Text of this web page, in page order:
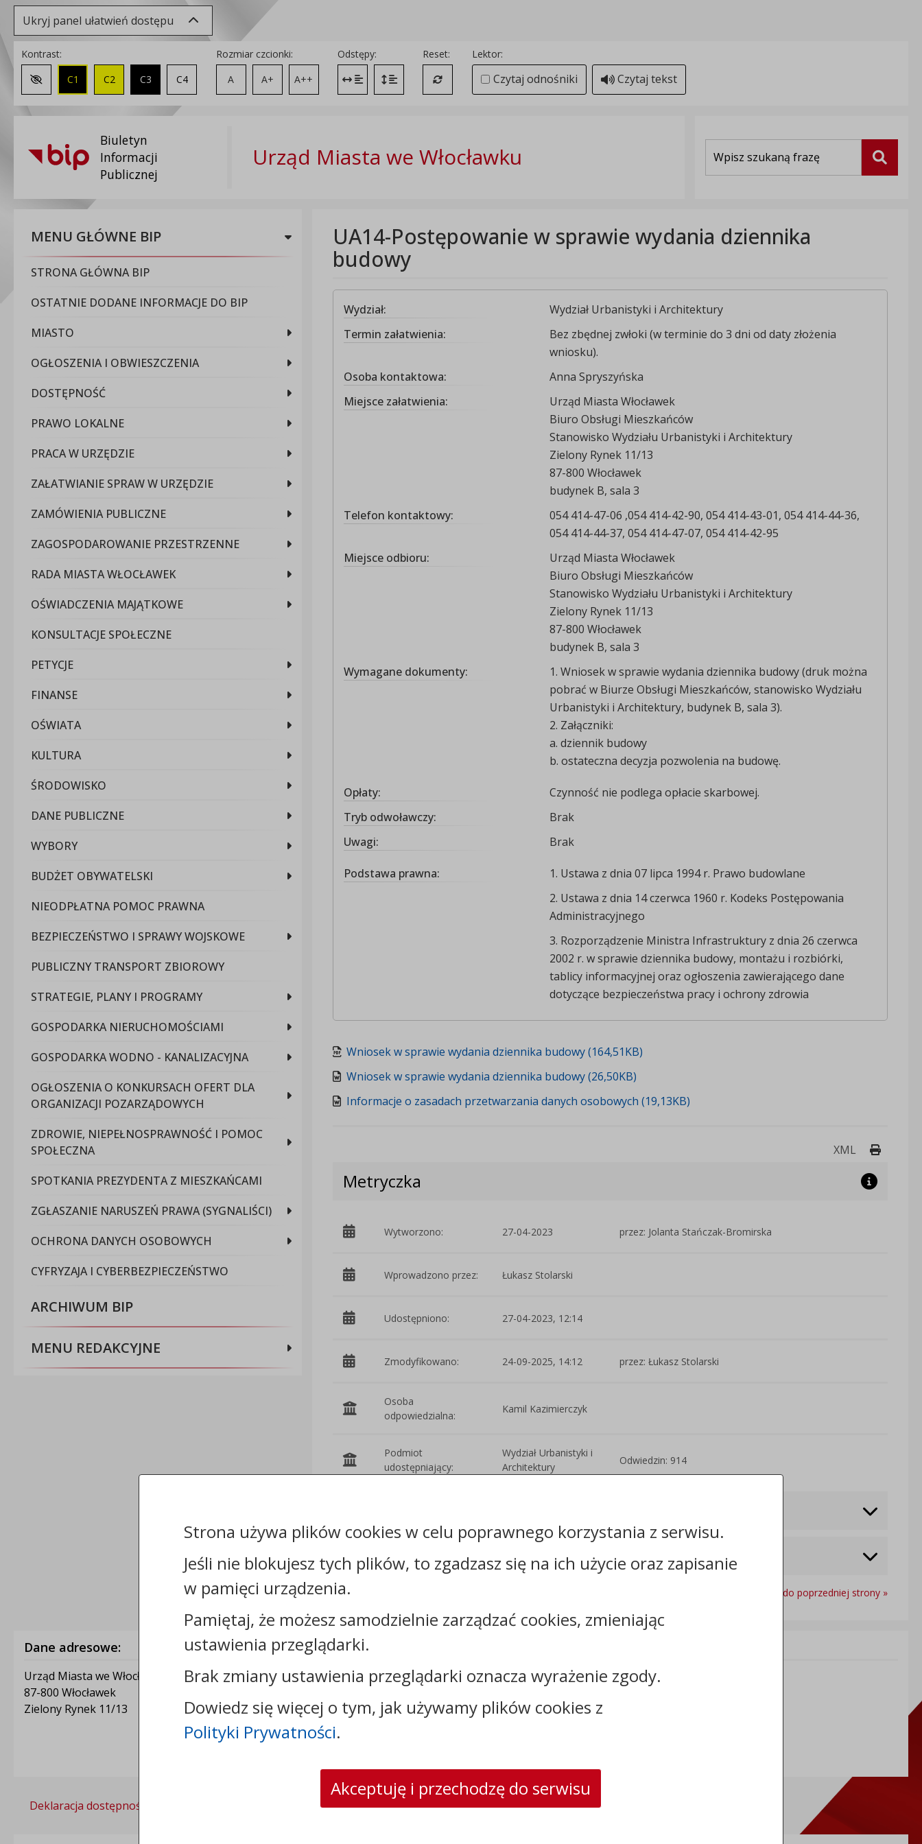
Ukryj panel ułatwień dostępu
Kontrast:
Zmień kontrast na domyślny
C1 C2 C3 C4
Rozmiar czcionki:
A
A+ A++
Odstępy:
Zmień odstęp między literami
Zmień interlinię i margines między paragrafami
Reset:
Przywróć ustawienia domyślne
Lektor:
Czytaj odnośniki Czytaj tekst
Biuletyn
Informacji
Publicznej
Urząd Miasta we Włocławku Szukaj
MENU GŁÓWNE BIP
STRONA GŁÓWNA BIP
OSTATNIE DODANE INFORMACJE DO BIP
MIASTO
OGŁOSZENIA I OBWIESZCZENIA
DOSTĘPNOŚĆ
PRAWO LOKALNE
PRACA W URZĘDZIE
ZAŁATWIANIE SPRAW W URZĘDZIE
ZAMÓWIENIA PUBLICZNE
ZAGOSPODAROWANIE PRZESTRZENNE
RADA MIASTA WŁOCŁAWEK
OŚWIADCZENIA MAJĄTKOWE
KONSULTACJE SPOŁECZNE
PETYCJE
FINANSE
OŚWIATA
KULTURA
ŚRODOWISKO
DANE PUBLICZNE
WYBORY
BUDŻET OBYWATELSKI
NIEODPŁATNA POMOC PRAWNA
BEZPIECZEŃSTWO I SPRAWY WOJSKOWE
PUBLICZNY TRANSPORT ZBIOROWY
STRATEGIE, PLANY I PROGRAMY
GOSPODARKA NIERUCHOMOŚCIAMI
GOSPODARKA WODNO - KANALIZACYJNA
OGŁOSZENIA O KONKURSACH OFERT DLA
ORGANIZACJI POZARZĄDOWYCH
ZDROWIE, NIEPEŁNOSPRAWNOŚĆ I POMOC
SPOŁECZNA
SPOTKANIA PREZYDENTA Z MIESZKAŃCAMI
ZGŁASZANIE NARUSZEŃ PRAWA (SYGNALIŚCI)
OCHRONA DANYCH OSOBOWYCH
CYFRYZAJA I CYBERBEZPIECZEŃSTWO
ARCHIWUM BIP
MENU REDAKCYJNE
UA14-Postępowanie w sprawie wydania dziennika
budowy
Wydział:
Wydział Urbanistyki i Architektury
Termin załatwienia:
Bez zbędnej zwłoki (w terminie do 3 dni od daty złożenia
wniosku).
Osoba kontaktowa:
Anna Spryszyńska
Miejsce załatwienia:
Urząd Miasta Włocławek
Biuro Obsługi Mieszkańców
Stanowisko Wydziału Urbanistyki i Architektury
Zielony Rynek 11/13
87-800 Włocławek
budynek B, sala 3
Telefon kontaktowy:
054 414-47-06 ,054 414-42-90, 054 414-43-01, 054 414-44-36,
054 414-44-37, 054 414-47-07, 054 414-42-95
Miejsce odbioru:
Urząd Miasta Włocławek
Biuro Obsługi Mieszkańców
Stanowisko Wydziału Urbanistyki i Architektury
Zielony Rynek 11/13
87-800 Włocławek
budynek B, sala 3
Wymagane dokumenty:
1. Wniosek w sprawie wydania dziennika budowy (druk można
pobrać w Biurze Obsługi Mieszkańców, stanowisko Wydziału
Urbanistyki i Architektury, budynek B, sala 3).
2. Załączniki:
a. dziennik budowy
b. ostateczna decyzja pozwolenia na budowę.
Opłaty:
Czynność nie podlega opłacie skarbowej.
Tryb odwoławczy:
Brak
Uwagi:
Brak
Podstawa prawna:
1. Ustawa z dnia 07 lipca 1994 r. Prawo budowlane
2. Ustawa z dnia 14 czerwca 1960 r. Kodeks Postępowania
Administracyjnego
3. Rozporządzenie Ministra Infrastruktury z dnia 26 czerwca
2002 r. w sprawie dziennika budowy, montażu i rozbiórki,
tablicy informacyjnej oraz ogłoszenia zawierającego dane
dotyczące bezpieczeństwa pracy i ochrony zdrowia
Wniosek w sprawie wydania dziennika budowy (164,51KB)
Wniosek w sprawie wydania dziennika budowy (26,50KB)
Informacje o zasadach przetwarzania danych osobowych (19,13KB)
XML Drukuj
Metryczka
Wytworzono: 27-04-2023 przez: Jolanta Stańczak-Bromirska
Wprowadzono przez: Łukasz Stolarski
Udostępniono: 27-04-2023, 12:14
Zmodyfikowano: 24-09-2025, 14:12 przez: Łukasz Stolarski
Osoba
odpowiedzialna:
Kamil Kazimierczyk
Podmiot
udostępniający:
Wydział Urbanistyki i
Architektury
Odwiedzin: 914
Rejestr zmian
Powrót do poprzedniej strony »
Dane adresowe:
Urząd Miasta we Włocławku
87-800 Włocławek
Zielony Rynek 11/13
Kontakt:
tel.:+48544144000
e-mail:poczta@um.wloclawek.pl
skrytka ePUAP: /umwloclawek/SkrytkaESP lub
/umwloclawek/skrytka
NIP: 8883031255
Deklaracja dostępności
Strona używa plików cookies w celu poprawnego korzystania z serwisu.
Jeśli nie blokujesz tych plików, to zgadzasz się na ich użycie oraz zapisanie
w pamięci urządzenia.
Pamiętaj, że możesz samodzielnie zarządzać cookies, zmieniając
ustawienia przeglądarki.
Brak zmiany ustawienia przeglądarki oznacza wyrażenie zgody.
Dowiedz się więcej o tym, jak używamy plików cookies z
Polityki Prywatności.
Akceptuję i przechodzę do serwisu